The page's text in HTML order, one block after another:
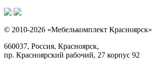
© 2010-2026 «Мебелькомплект Красноярск»
660037, Россия, Красноярск,
пр. Красноярский рабочий, 27 корпус 92